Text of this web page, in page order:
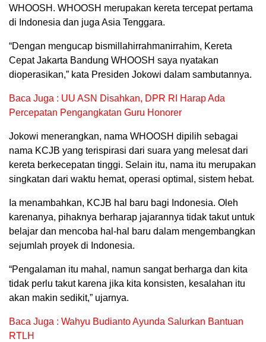
WHOOSH. WHOOSH merupakan kereta tercepat pertama
di Indonesia dan juga Asia Tenggara.
“Dengan mengucap bismillahirrahmanirrahim, Kereta
Cepat Jakarta Bandung WHOOSH saya nyatakan
dioperasikan,” kata Presiden Jokowi dalam sambutannya.
Baca Juga : UU ASN Disahkan, DPR RI Harap Ada
Percepatan Pengangkatan Guru Honorer
Jokowi menerangkan, nama WHOOSH dipilih sebagai
nama KCJB yang terispirasi dari suara yang melesat dari
kereta berkecepatan tinggi. Selain itu, nama itu merupakan
singkatan dari waktu hemat, operasi optimal, sistem hebat.
Ia menambahkan, KCJB hal baru bagi Indonesia. Oleh
karenanya, pihaknya berharap jajarannya tidak takut untuk
belajar dan mencoba hal-hal baru dalam mengembangkan
sejumlah proyek di Indonesia.
“Pengalaman itu mahal, namun sangat berharga dan kita
tidak perlu takut karena jika kita konsisten, kesalahan itu
akan makin sedikit,” ujarnya.
Baca Juga : Wahyu Budianto Ayunda Salurkan Bantuan
RTLH